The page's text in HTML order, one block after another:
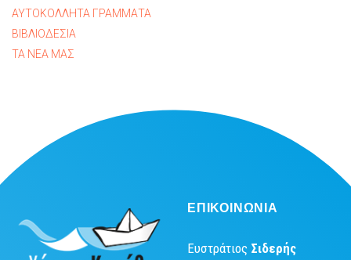
ΑΥΤΟΚΟΛΛΗΤΑ ΓΡΑΜΜΑΤΑ
ΒΙΒΛΙΟΔΕΣΙΑ
ΤΑ ΝΕΑ ΜΑΣ
ΕΠΙΚΟΙΝΩΝΙΑ
Ευστράτιος Σιδερής